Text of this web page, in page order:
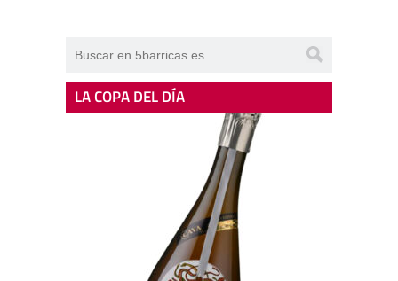
LA COPA DEL DÍA